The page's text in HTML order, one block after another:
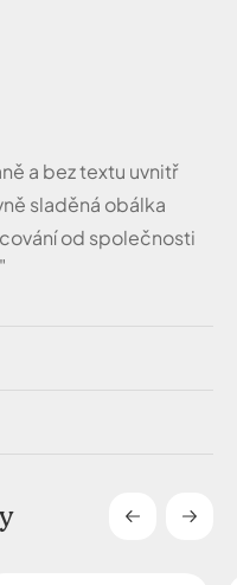
a bez textu uvnitř
sladěná obálka
od společnosti